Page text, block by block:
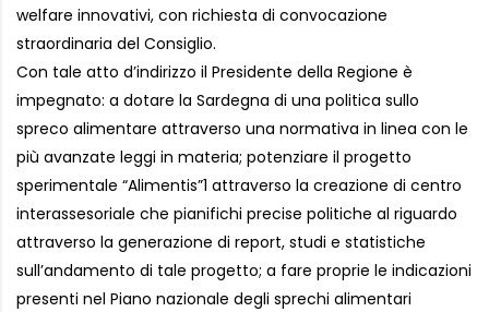
welfare innovativi, con richiesta di convocazione
straordinaria del Consiglio.
Con tale atto d’indirizzo il Presidente della Regione è
impegnato: a dotare la Sardegna di una politica sullo
spreco alimentare attraverso una normativa in linea con le
più avanzate leggi in materia; potenziare il progetto
sperimentale “Alimentis”1 attraverso la creazione di centro
interassesoriale che pianifichi precise politiche al riguardo
attraverso la generazione di report, studi e statistiche
sull’andamento di tale progetto; a fare proprie le indicazioni
presenti nel Piano nazionale degli sprechi alimentari